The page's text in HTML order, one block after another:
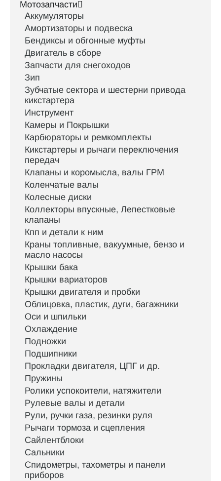
Мотозапчасти
Аккумуляторы
Амортизаторы и подвеска
Бендиксы и обгонные муфты
Двигатель в сборе
Запчасти для снегоходов
Зип
Зубчатые сектора и шестерни привода
кикстартера
Инструмент
Камеры и Покрышки
Карбюраторы и ремкомплекты
Кикстартеры и рычаги переключения
передач
Клапаны и коромысла, валы ГРМ
Коленчатые валы
Колесные диски
Коллекторы впускные, Лепестковые
клапаны
Кпп и детали к ним
Краны топливные, вакуумные, бензо и
масло насосы
Крышки бака
Крышки вариаторов
Крышки двигателя и пробки
Облицовка, пластик, дуги, багажники
Оси и шпильки
Охлаждение
Подножки
Подшипники
Прокладки двигателя, ЦПГ и др.
Пружины
Ролики успокоители, натяжители
Рулевые валы и детали
Рули, ручки газа, резинки руля
Рычаги тормоза и сцепления
Сайлентблоки
Сальники
Спидометры, тахометры и панели
приборов